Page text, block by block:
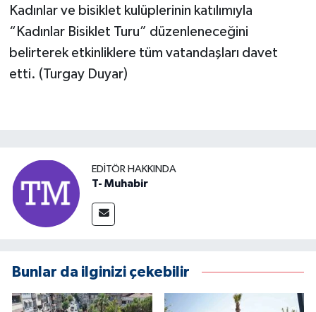
Kadınlar ve bisiklet kulüplerinin katılımıyla
“Kadınlar Bisiklet Turu” düzenleneceğini
belirterek etkinliklere tüm vatandaşları davet
etti. (Turgay Duyar)
EDITÖR HAKKINDA
T- Muhabir
Bunlar da ilginizi çekebilir